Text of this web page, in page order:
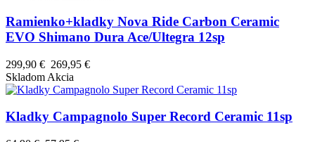
Ramienko+kladky Nova Ride Carbon Ceramic
EVO Shimano Dura Ace/Ultegra 12sp
299,90 € 269,95 €
Skladom Akcia
Kladky Campagnolo Super Record Ceramic 11sp